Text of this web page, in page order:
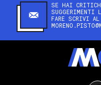
SE HAI
SUGGERIMENTI
FARE SCRIVI AL